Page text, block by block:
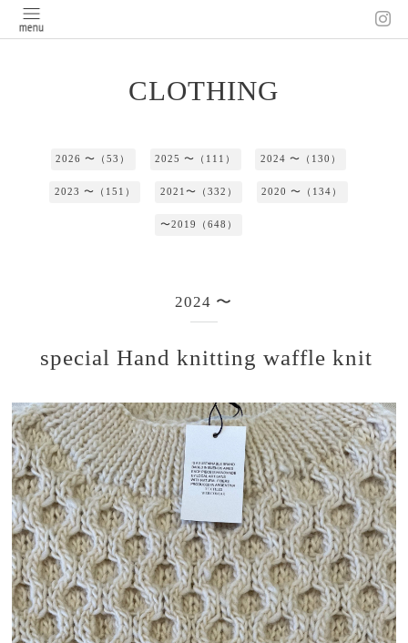
CLOTHING
2026 〜（53） 2025 〜（111） 2024 〜（130）
2023 〜（151） 2021〜（332） 2020 〜（134）
〜2019（648）
2024 〜
special Hand knitting waffle knit